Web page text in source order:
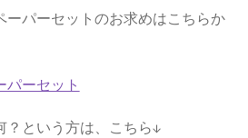
ーパーセットのお求めはこちらか
パーセット
？という方は、こちら↓